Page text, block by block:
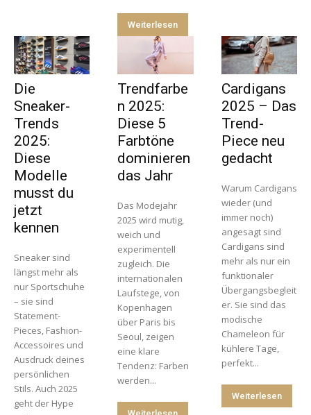
Weiterlesen
Die
Sneaker-
Trends
2025:
Diese
Modelle
musst du
jetzt
kennen
Sneaker sind
längst mehr als
nur Sportschuhe
– sie sind
Statement-
Pieces, Fashion-
Accessoires und
Ausdruck deines
persönlichen
Stils. Auch 2025
geht der Hype
Trendfarbe
n 2025:
Diese 5
Farbtöne
dominieren
das Jahr
Das Modejahr
2025 wird mutig,
weich und
experimentell
zugleich. Die
internationalen
Laufstege, von
Kopenhagen
über Paris bis
Seoul, zeigen
eine klare
Tendenz: Farben
werden...
Cardigans
2025 – Das
Trend-
Piece neu
gedacht
Warum Cardigans
wieder (und
immer noch)
angesagt sind
Cardigans sind
mehr als nur ein
funktionaler
Übergangsbegleit
er. Sie sind das
modische
Chameleon für
kühlere Tage,
perfekt...
Weiterlesen